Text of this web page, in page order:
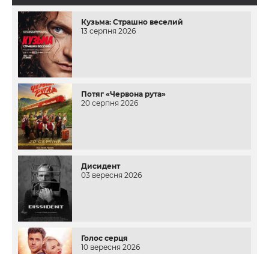
Кузьма: Страшно веселий
13 серпня 2026
Потяг «Червона рута»
20 серпня 2026
Дисидент
03 вересня 2026
Голос серця
10 вересня 2026